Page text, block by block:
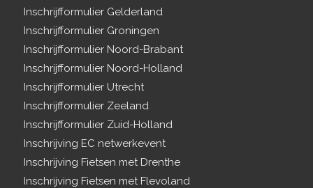
Inschrijfformulier Gelderland
Inschrijfformulier Groningen
Inschrijfformulier Noord-Brabant
Inschrijfformulier Noord-Holland
Inschrijfformulier Utrecht
Inschrijfformulier Zeeland
Inschrijfformulier Zuid-Holland
Inschrijving EC netwerkevent
Inschrijving Fietsen met Drenthe
Inschrijving Fietsen met Flevoland